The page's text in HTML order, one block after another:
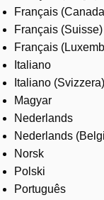
Français
Français (Suisse)
Français
Italiano
Italiano (Svizzera)
Magyar
Nederlands
Nederlands
Norsk
Polski
Português